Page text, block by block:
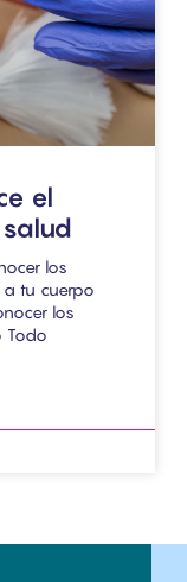
el
los
tu cuerpo
los
Todo